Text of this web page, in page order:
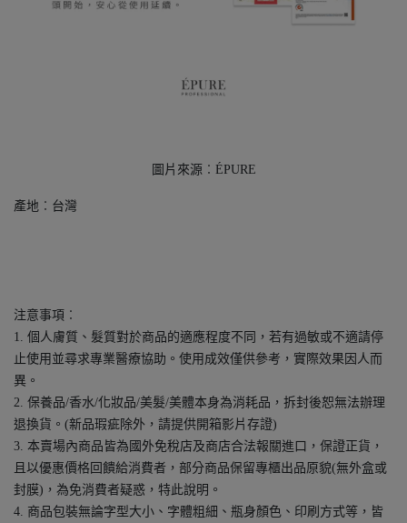
圖片來源︰ÉPURE
產地︰台灣
注意事項︰
1. 個人膚質、髮質對於商品的適應程度不同，若有過敏或不適請停
止使用並尋求專業醫療協助。使用成效僅供參考，實際效果因人而
異。
2. 保養品/香水/化妝品/美髮/美體本身為消耗品，拆封後恕無法辦理
退換貨。(新品瑕疵除外，請提供開箱影片存證)
3. 本賣場內商品皆為國外免稅店及商店合法報關進口，保證正貨，
且以優惠價格回饋給消費者，部分商品保留專櫃出品原貌(無外盒或
封膜)，為免消費者疑惑，特此說明。
4. 商品包裝無論字型大小、字體粗細、瓶身顏色、印刷方式等，皆